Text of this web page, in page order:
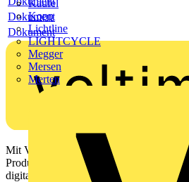
Kaufel
Kopp
Lichtline
LIGHTCYCLE
Megger
Mersen
Merten
Dokument
Dokument
Mit Voltimum erhalten Elektrofachkräfte
Produktinformationen, Schulungen und
digitalen Plattform und Community.